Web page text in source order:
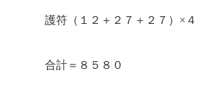
＋２７＋２７）×４
８５８０